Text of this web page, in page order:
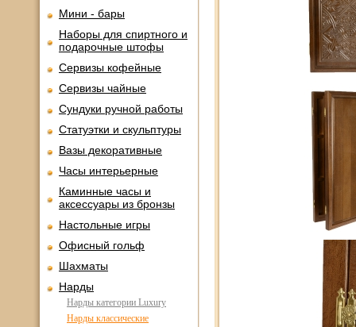
Мини - бары
Наборы для спиртного и
подарочные штофы
Сервизы кофейные
Сервизы чайные
Сундуки ручной работы
Статуэтки и скульптуры
Вазы декоративные
Часы интерьерные
Каминные часы и
аксессуары из бронзы
Настольные игры
Офисный гольф
Шахматы
Нарды
Нарды категории Luxury
Нарды классические